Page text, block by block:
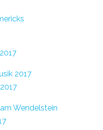
2017
Wendelstein